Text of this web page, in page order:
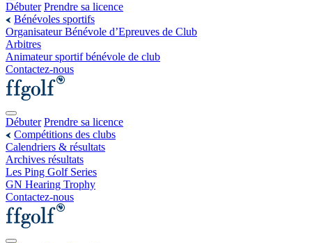
Débuter Prendre sa licence
Bénévoles sportifs
Organisateur Bénévole d’Epreuves de Club
Arbitres
Animateur sportif bénévole de club
Contactez-nous
Débuter Prendre sa licence
Compétitions des clubs
Calendriers & résultats
Archives résultats
Les Ping Golf Series
GN Hearing Trophy
Contactez-nous